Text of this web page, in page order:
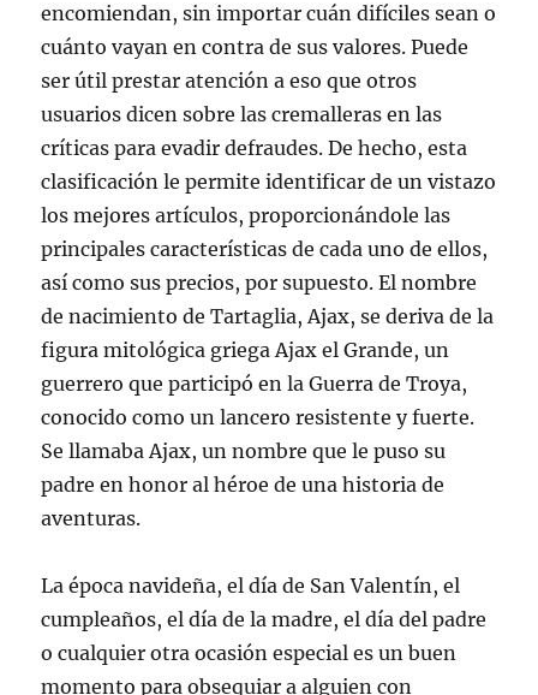
encomiendan, sin importar cuán difíciles sean o
cuánto vayan en contra de sus valores. Puede
ser útil prestar atención a eso que otros
usuarios dicen sobre las cremalleras en las
críticas para evadir defraudes. De hecho, esta
clasificación le permite identificar de un vistazo
los mejores artículos, proporcionándole las
principales características de cada uno de ellos,
así como sus precios, por supuesto. El nombre
de nacimiento de Tartaglia, Ajax, se deriva de la
figura mitológica griega Ajax el Grande, un
guerrero que participó en la Guerra de Troya,
conocido como un lancero resistente y fuerte.
Se llamaba Ajax, un nombre que le puso su
padre en honor al héroe de una historia de
aventuras.
La época navideña, el día de San Valentín, el
cumpleaños, el día de la madre, el día del padre
o cualquier otra ocasión especial es un buen
momento para obsequiar a alguien con